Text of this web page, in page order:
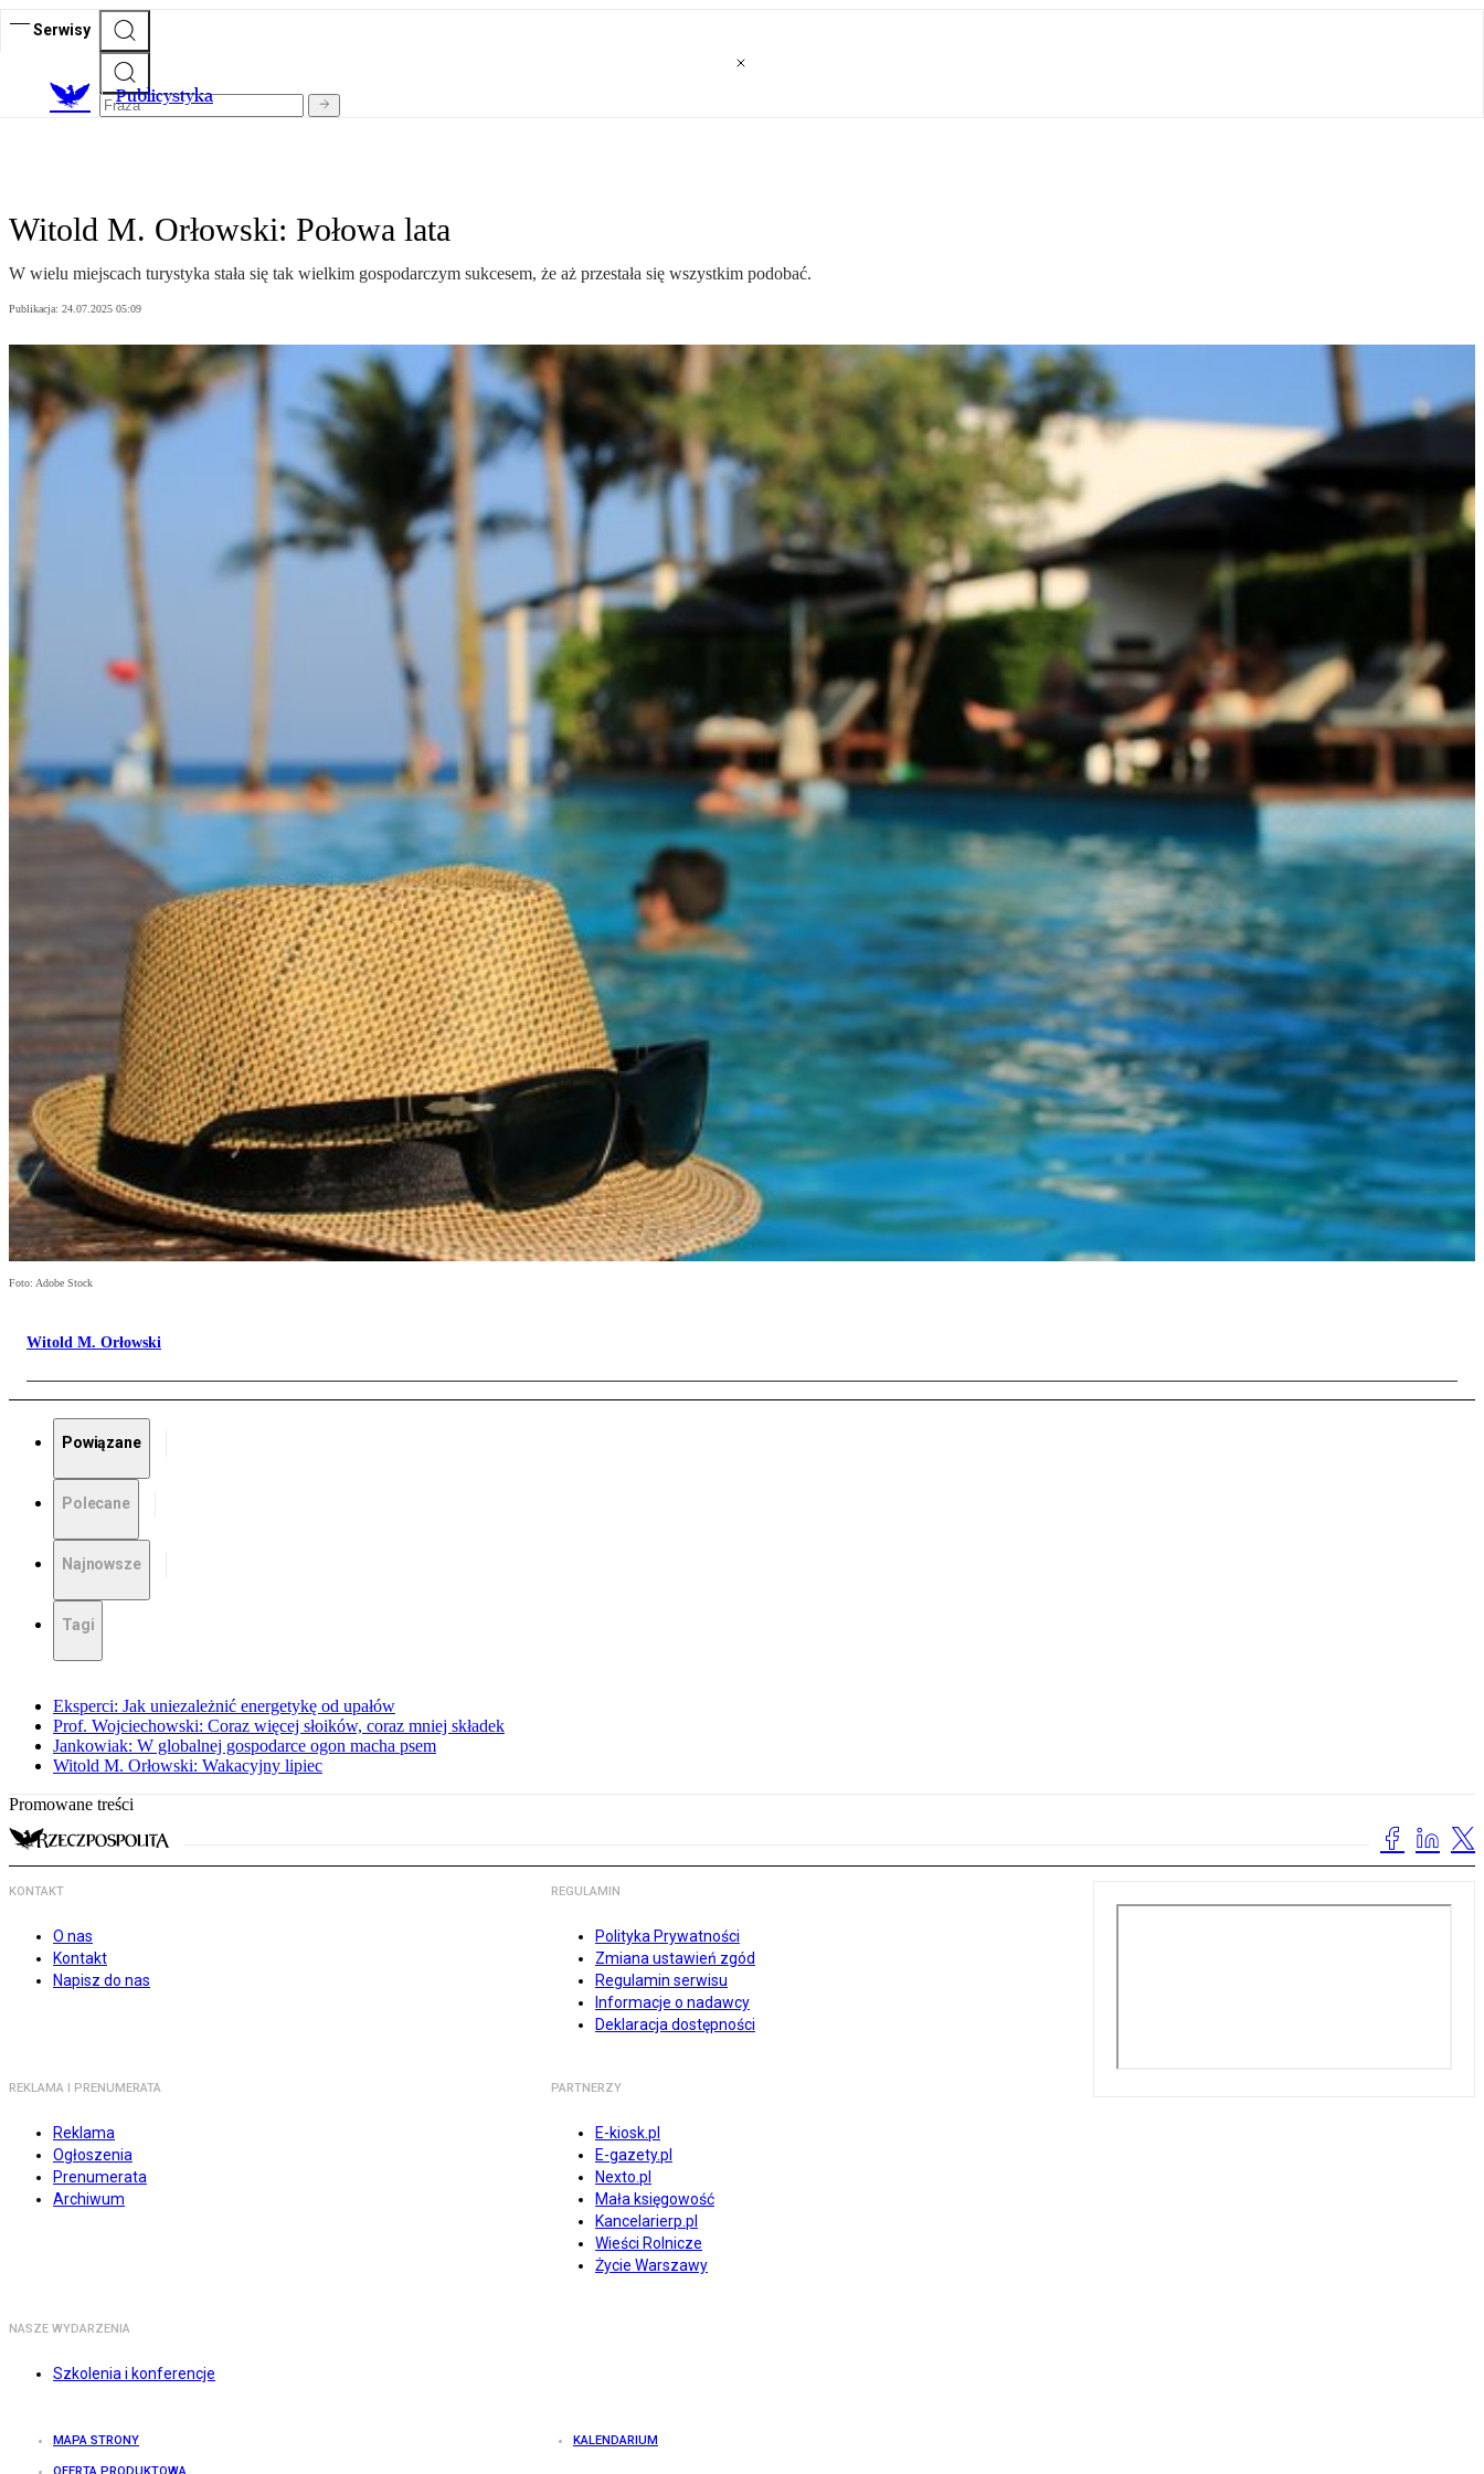
Serwisy
Publicystyka
Witold M. Orłowski: Połowa lata
W wielu miejscach turystyka stała się tak wielkim gospodarczym sukcesem, że aż przestała się wszystkim podobać.
Publikacja: 24.07.2025 05:09
Foto: Adobe Stock
Witold M. Orłowski
Powiązane
Polecane
Najnowsze
Tagi
Eksperci: Jak uniezależnić energetykę od upałów
Prof. Wojciechowski: Coraz więcej słoików, coraz mniej składek
Jankowiak: W globalnej gospodarce ogon macha psem
Witold M. Orłowski: Wakacyjny lipiec
Promowane treści
KONTAKT
O nas
Kontakt
Napisz do nas
REGULAMIN
Polityka Prywatności
Zmiana ustawień zgód
Regulamin serwisu
Informacje o nadawcy
Deklaracja dostępności
REKLAMA I PRENUMERATA
Reklama
Ogłoszenia
Prenumerata
Archiwum
PARTNERZY
E-kiosk.pl
E-gazety.pl
Nexto.pl
Mała księgowość
Kancelarierp.pl
Wieści Rolnicze
Życie Warszawy
NASZE WYDARZENIA
Szkolenia i konferencje
MAPA STRONY KALENDARIUM